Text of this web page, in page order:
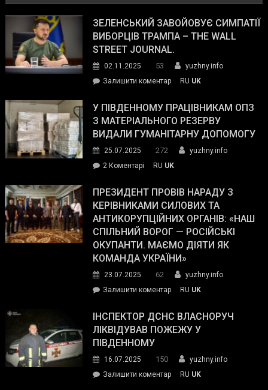
ЗЕЛЕНСЬКИЙ ЗАВОЙОВУЄ СИМПАТІЇ
ВИБОРЦІВ ТРАМПА – THE WALL
STREET JOURNAL.
02.11.2025 53
yuzhny.info
Залишити коментарon
завойовує
симпатії
виборців
The
Street
Journal.
RU UK
У ПІВДЕННОМУ ПРАЦІВНИКАМ ОПЗ
З МАТЕРІАЛЬНОГО РЕЗЕРВУ
ВИДАЛИ ГУМАНІТАРНУ ДОПОМОГУ
25.07.2025 272
yuzhny.info
2 Коментарі
Південному
працівникам
ОПЗ
з
матеріального
резерву
гуманітарну
допомогу
RU UK
ПРЕЗИДЕНТ ПРОВІВ НАРАДУ З
КЕРІВНИКАМИ СИЛОВИХ ТА
АНТИКОРУПЦІЙНИХ ОРГАНІВ: «НАШ
СПІЛЬНИЙ ВОРОГ — РОСІЙСЬКІ
ОКУПАНТИ. МАЄМО ДІЯТИ ЯК
КОМАНДА УКРАЇНИ»
23.07.2025 62
yuzhny.info
Залишити коментарon
провів
нараду
силових
та
RU UK
ІНСПЕКТОР ДСНС ВЛАСНОРУЧ
ЛІКВІДУВАВ ПОЖЕЖУ У
ПІВДЕННОМУ
16.07.2025 150
yuzhny.info
Залишити коментарon
RU UK